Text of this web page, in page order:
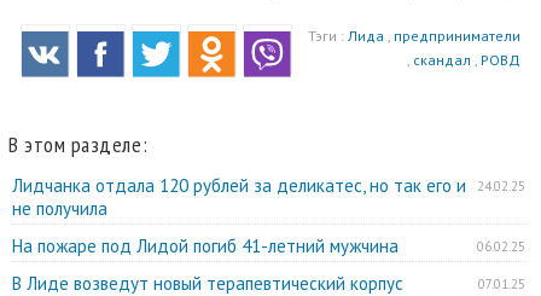
Тэги : Лида
предприниматели
скандал РОВД
В этом разделе:
24.02.25
Лидчанка отдала 120 рублей за деликатес, но так его и
не получила
06.02.25
На пожаре под Лидой погиб 41-летний мужчина
07.01.25
В Лиде возведут новый терапевтический корпус